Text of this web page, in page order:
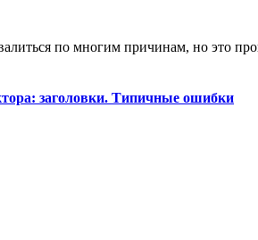
по многим причинам, но это
заголовки. Типичные ошибки